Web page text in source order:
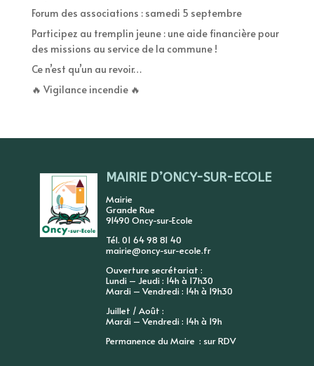
Forum des associations : samedi 5 septembre
Participez au tremplin jeune : une aide financière pour
des missions au service de la commune !
Ce n’est qu’un au revoir…
🔥 Vigilance incendie 🔥
MAIRIE D’ONCY-SUR-ECOLE
Mairie
Grande Rue
91490 Oncy-sur-Ecole
Tél. 01 64 98 81 40
mairie@oncy-sur-ecole.fr
Ouverture secrétariat :
Lundi – Jeudi : 14h à 17h30
Mardi – Vendredi : 14h à 19h30
Juillet / Août :
Mardi – Vendredi : 14h à 19h
Permanence du Maire : sur RDV